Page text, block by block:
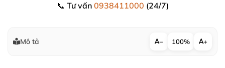
📞 Tư vấn 0938411000 (24/7)
Mô tả − 100% +